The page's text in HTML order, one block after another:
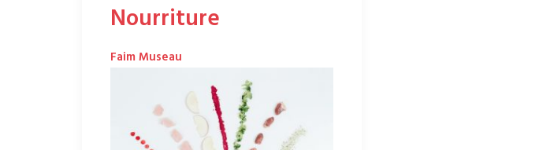
Nourriture
Faim Museau